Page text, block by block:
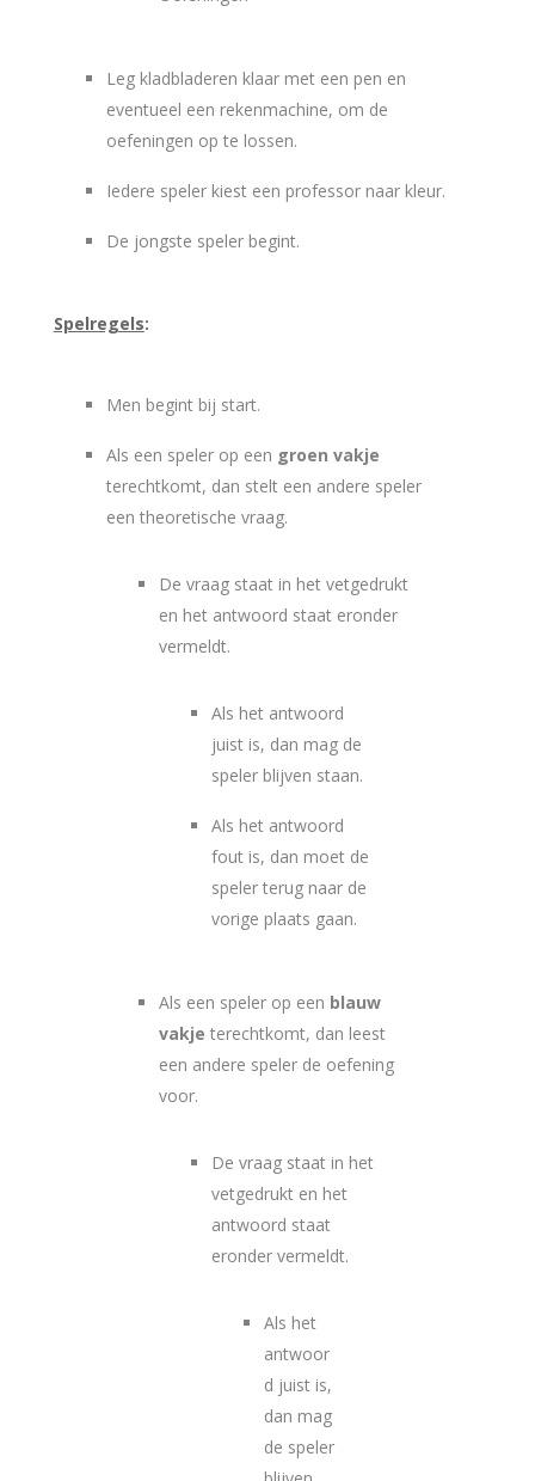
Leg kladbladeren klaar met een pen en
eventueel een rekenmachine, om de
oefeningen op te lossen.
Iedere speler kiest een professor naar kleur.
De jongste speler begint.
Spelregels:
Men begint bij start.
Als een speler op een groen vakje
terechtkomt, dan stelt een andere speler
een theoretische vraag.
De vraag staat in het vetgedrukt
en het antwoord staat eronder
vermeldt.
Als het antwoord
juist is, dan mag de
speler blijven staan.
Als het antwoord
fout is, dan moet de
speler terug naar de
vorige plaats gaan.
Als een speler op een blauw
vakje terechtkomt, dan leest
een andere speler de oefening
voor.
De vraag staat in het
vetgedrukt en het
antwoord staat
eronder vermeldt.
Als het
antwoor
d juist is,
dan mag
de speler